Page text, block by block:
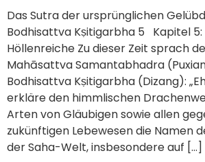
Das Sutra der ursprünglichen
Bodhisattva Kṣitigarbha 5 Kapitel 5:
Höllenreiche Zu dieser Zeit sprach
Mahāsattva Samantabhadra
Bodhisattva Kṣitigarbha (Dizang):
erkläre den himmlischen
Arten von Gläubigen sowie allen
zukünftigen Lebewesen die Namen
der Saha-Welt, insbesondere auf […]